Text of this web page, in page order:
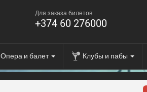
Для заказа билетов
+374 60 276000
Опера и балет Клубы и пабы